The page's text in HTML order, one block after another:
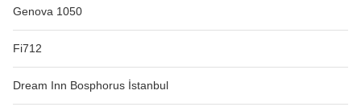
Genova 1050
Fi712
Dream Inn Bosphorus İstanbul